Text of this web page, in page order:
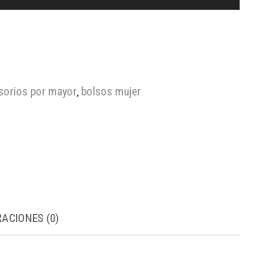
por mayor, bolsos mujer
(0)